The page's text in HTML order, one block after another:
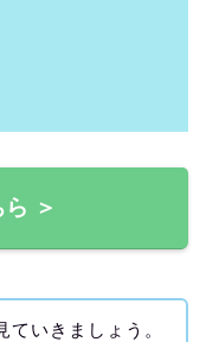
＞
いきましょう。